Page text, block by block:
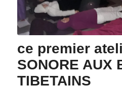
ce premier
SONORE AUX
TIBETAINS